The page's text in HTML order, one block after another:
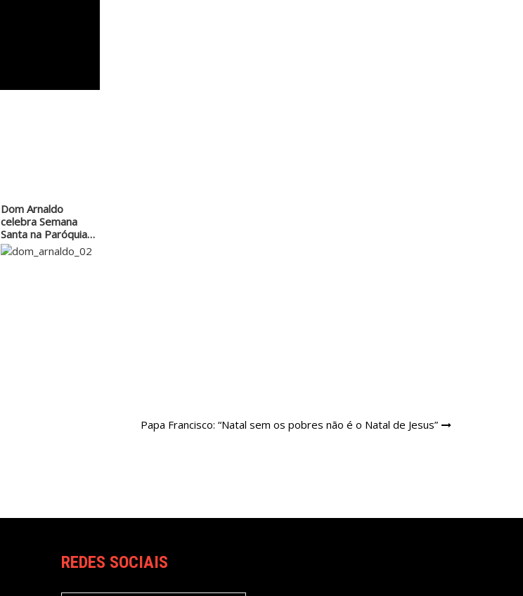
Dom Arnaldo
celebra Semana
Santa na Paróquia
Sagrada Família
Papa Francisco: “Natal sem os pobres não é o Natal de Jesus”
REDES SOCIAIS